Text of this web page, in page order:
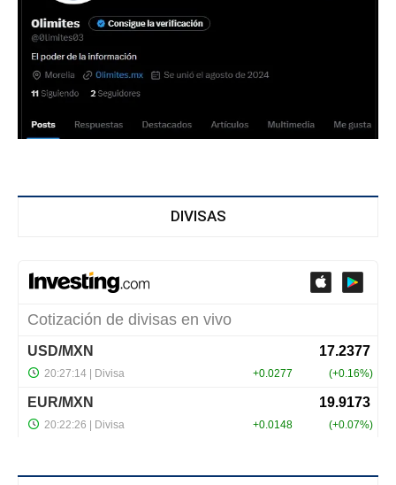
DIVISAS